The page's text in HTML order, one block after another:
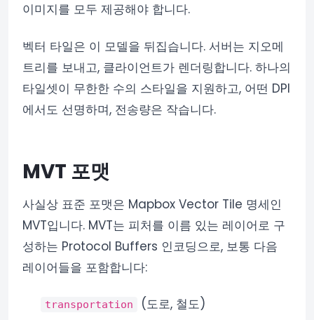
이미지를 모두 제공해야 합니다.
벡터 타일은 이 모델을 뒤집습니다. 서버는 지오메
트리를 보내고, 클라이언트가 렌더링합니다. 하나의
타일셋이 무한한 수의 스타일을 지원하고, 어떤 DPI
에서도 선명하며, 전송량은 작습니다.
MVT 포맷
사실상 표준 포맷은 Mapbox Vector Tile 명세인
MVT입니다. MVT는 피처를 이름 있는 레이어로 구
성하는 Protocol Buffers 인코딩으로, 보통 다음
레이어들을 포함합니다:
transportation (도로, 철도)